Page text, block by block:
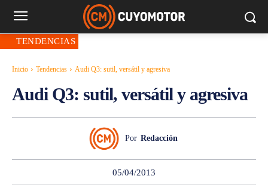
TENDENCIAS
Inicio Tendencias Audi Q3: sutil, versátil y agresiva
Audi Q3: sutil, versátil y agresiva
Por Redacción
05/04/2013